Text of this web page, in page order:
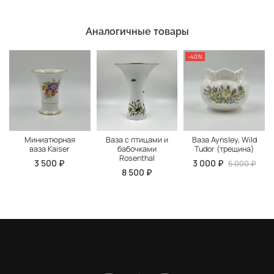
Аналогичные товары
Миниатюрная
ваза Kaiser
3 500 ₽
Ваза с птицами и
бабочками
Rosenthal
8 500 ₽
-40%
Ваза Aynsley, Wild
Tudor (трещина)
3 000 ₽ 5 000 ₽